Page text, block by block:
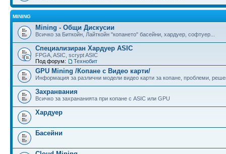
MINING
Mining - Общи Дискусии
Всичко за Биткойн, Лайткойн "копането" басейни, хардуер, софтуер...
Специализиран Хардуер ASIC
FPGA, ASIC, scrypt ASIC
Под форум:
Технобит
GPU Mining /Копане с Видео карти/
Информация за различни модели видео карти за копане, проблеми,
Захранвания
Всичко за захрананията при копане с ASIC или GPU
Хардуер
Басейни